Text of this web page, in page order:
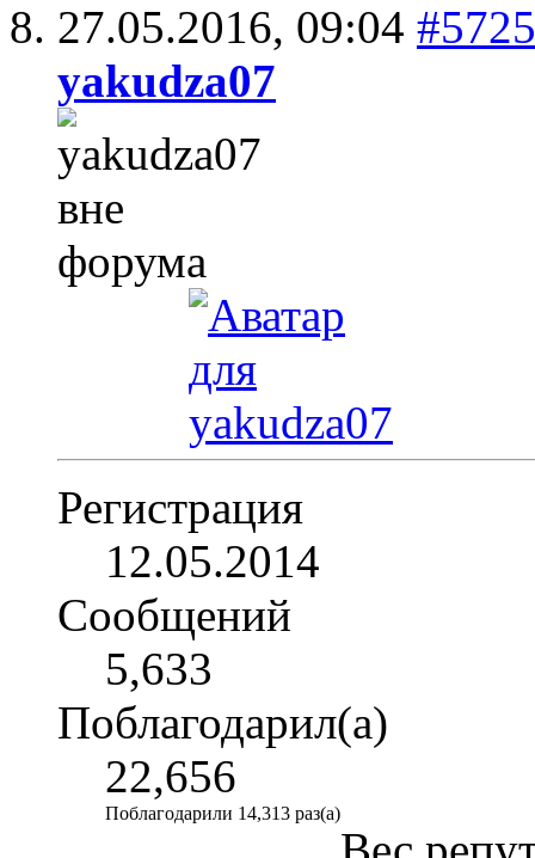
27.05.2016, 09:04 #5725
yakudza07
Регистрация
12.05.2014
Сообщений
5,633
Поблагодарил(а)
22,656
Поблагодарили 14,313 раз(а)